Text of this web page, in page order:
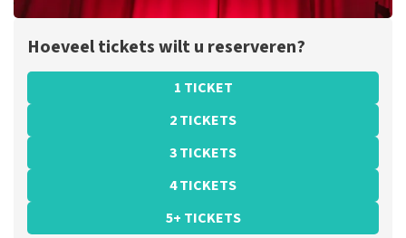
Hoeveel tickets wilt u reserveren?
1 TICKET
2 TICKETS
3 TICKETS
4 TICKETS
5+ TICKETS